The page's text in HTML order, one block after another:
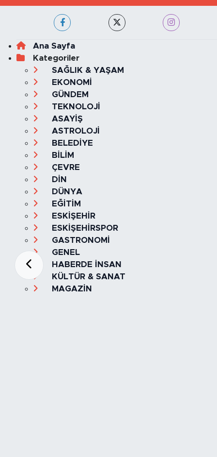
Ana Sayfa
Kategoriler
SAĞLIK & YAŞAM
EKONOMİ
GÜNDEM
TEKNOLOJİ
ASAYİŞ
ASTROLOJİ
BELEDİYE
BİLİM
ÇEVRE
DİN
DÜNYA
EĞİTİM
ESKİŞEHİR
ESKİŞEHİRSPOR
GASTRONOMİ
GENEL
HABERDE İNSAN
KÜLTÜR & SANAT
MAGAZİN